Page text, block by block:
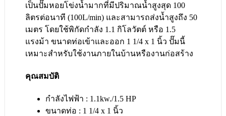
เป็นปั๊มหอยโข่งน้ำมากที่มีปริมาณน้ำสูงสุด 100
ลิตรต่อนาที (100L/min) และสามารถส่งน้ำสูงถึง 50
เมตร โดยใช้พิกัดกำลัง 1.1 กิโลวัตต์ หรือ 1.5
แรงม้า ขนาดท่อเข้าและออก 1 1/4 x 1 นิ้ว ปั๊มนี้
เหมาะสำหรับใช้งานภายในบ้านหรืองานก่อสร้าง
คุณสมบัติ
กำลังไฟฟ้า : 1.1kw./1.5 HP
ขนาดท่อ : 1 1/4 x 1 นิ้ว